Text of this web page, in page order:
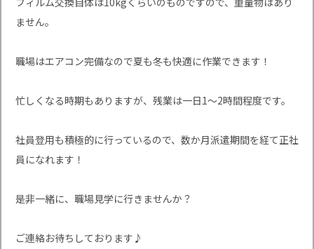
ません。
職場はエアコン完備なので夏も冬も快適に作業できます！
忙しくなる時期もありますが、残業は一日1～2時間程度です。
社員登用も積極的に行っているので、数か月派遣期間を経て正社
員になれます！
是非一緒に、職場見学に行きませんか？
ご連絡お待ちしております♪